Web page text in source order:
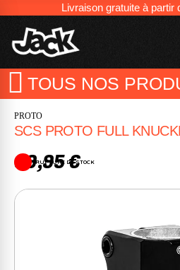
Livraison gratuite à partir
TOUS NOS
PROTO
SCS PROTO FULL
99,95 €
RUPTURE DE STOCK